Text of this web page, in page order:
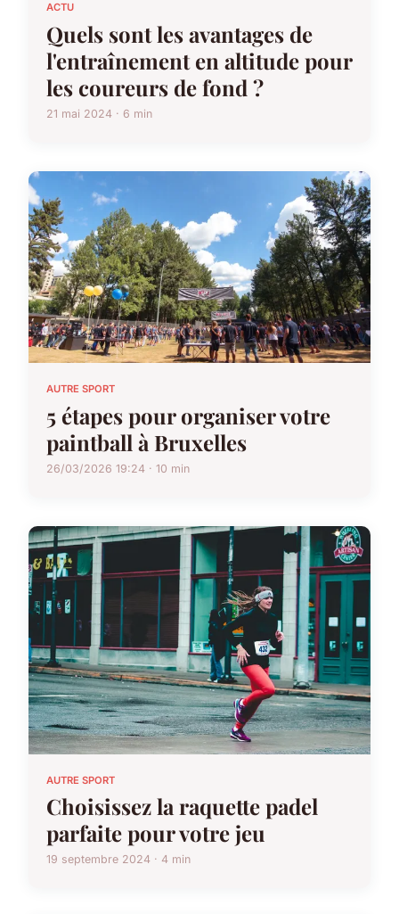
ACTU
Quels sont les avantages de
l'entraînement en altitude pour
les coureurs de fond ?
21 mai 2024 · 6 min
AUTRE SPORT
5 étapes pour organiser votre
paintball à Bruxelles
26/03/2026 19:24 · 10 min
AUTRE SPORT
Choisissez la raquette padel
parfaite pour votre jeu
19 septembre 2024 · 4 min